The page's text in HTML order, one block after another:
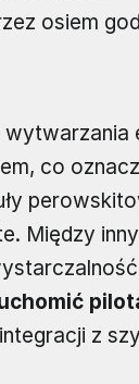
osiem
co
Między
z